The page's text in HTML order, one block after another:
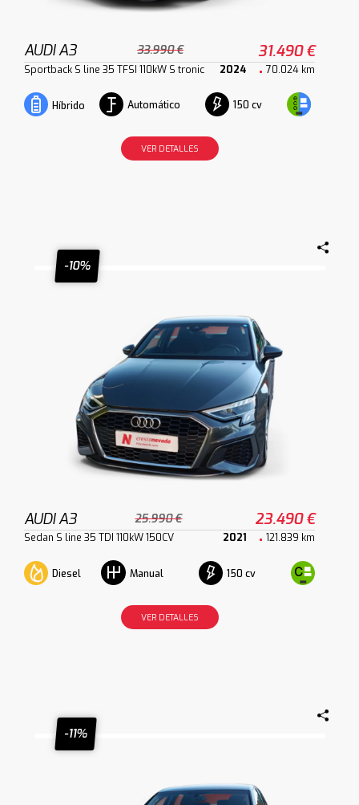
AUDI A3 33.990 € 31.490 €
Sportback S line 35 TFSI 110kW S tronic 2024 70.024 km
Híbrido Automático 150 cv
VER DETALLES
-10%
AUDI A3 25.990 € 23.490 €
Sedan S line 35 TDI 110kW 150CV 2021 121.839 km
Diesel Manual 150 cv
VER DETALLES
-11%